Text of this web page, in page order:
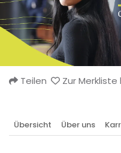
Teilen Zur
Übersicht Über uns